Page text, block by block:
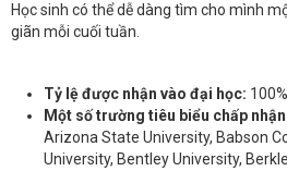
Học sinh có thể dễ dàng tìm cho mình
giãn mỗi cuối tuần.
Tỷ lệ được nhận vào đại học: 100%
Một số trường tiêu biểu chấp
Arizona State University, Babson
University, Bentley University,